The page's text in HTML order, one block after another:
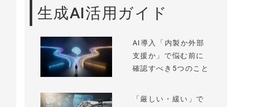
生成AI活用ガイド
AI導入「内製か外部
支援か」で悩む前に
確認すべき5つのこと
「厳しい・緩い」で